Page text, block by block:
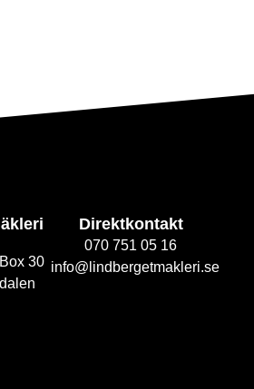
30
Direktkontakt
070 751 05 16
info@lindbergetmakleri.se